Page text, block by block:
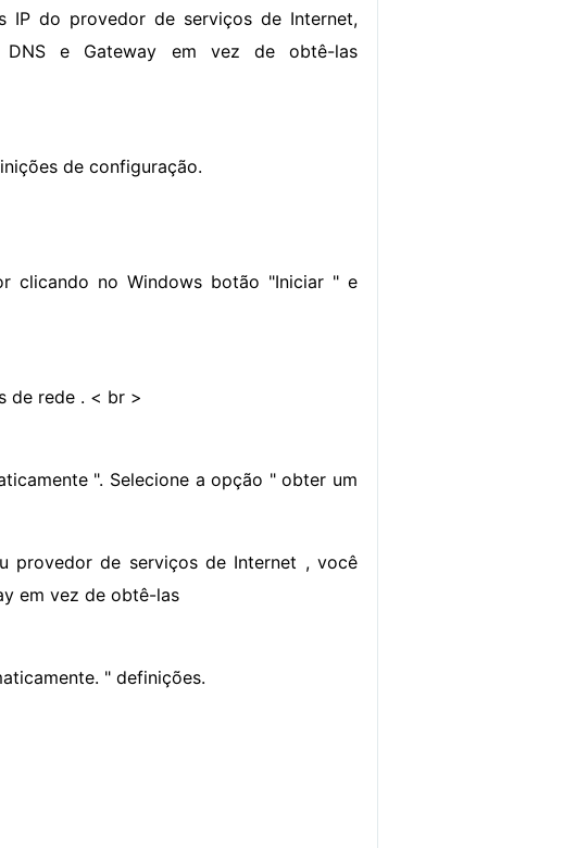
IP do provedor de serviços de Internet,
e Gateway em vez de obtê-las
de configuração.
clicando no Windows botão "Iniciar " e
de rede . < br >
". Selecione a opção " obter um
provedor de serviços de Internet , você
em vez de obtê-las
" definições.